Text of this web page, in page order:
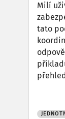
Milí
tato